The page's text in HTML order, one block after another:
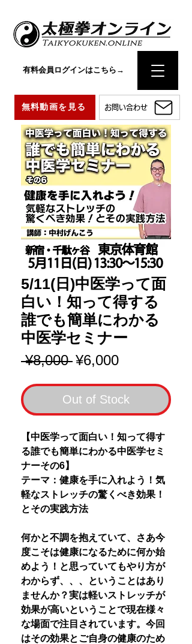
お問い合わせ
無料動画を見る
有料会員ログインはこちら→
5/11(日)中医学って面
白い！知って得する
誰でも簡単にわかる
中医学セミナー
¥8,000 Regular
¥6,000Sale
Out of Stock
【中医学って面白い！知って得す
る誰でも簡単にわかる中医学セミ
ナーその6】
テーマ：健康を手に入れよう！気
軽なストレッチの驚くべき効果！
とその実践方法
何かと不調を抱えていて、さあ今
度こそは健康になるために何か始
めよう！と思っていてもやり方が
わからず、、、ということはあり
ませんか？実は軽いストレッチが
効果が高いということで現在様々
な場面で注目されています。今回
はその効果とご自身の健康のため